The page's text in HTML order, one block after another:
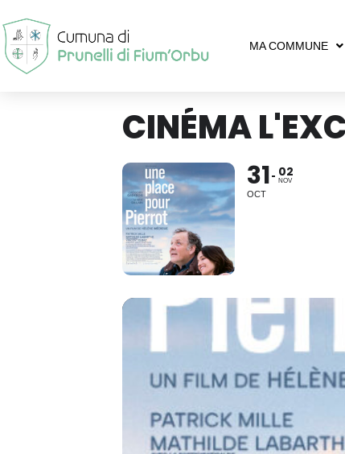
MA COMMUNE
CINÉMA
31
OCT
02
NOV